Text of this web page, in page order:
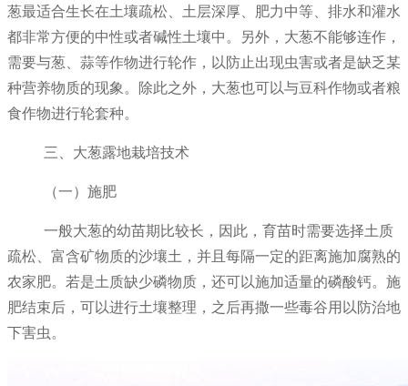
葱最适合生长在土壤疏松、土层深厚、肥力中等、排水和灌水
都非常方便的中性或者碱性土壤中。另外，大葱不能够连作，
需要与葱、蒜等作物进行轮作，以防止出现虫害或者是缺乏某
种营养物质的现象。除此之外，大葱也可以与豆科作物或者粮
食作物进行轮套种。
三、大葱露地栽培技术
（一）施肥
一般大葱的幼苗期比较长，因此，育苗时需要选择土质
疏松、富含矿物质的沙壤土，并且每隔一定的距离施加腐熟的
农家肥。若是土质缺少磷物质，还可以施加适量的磷酸钙。施
肥结束后，可以进行土壤整理，之后再撒一些毒谷用以防治地
下害虫。